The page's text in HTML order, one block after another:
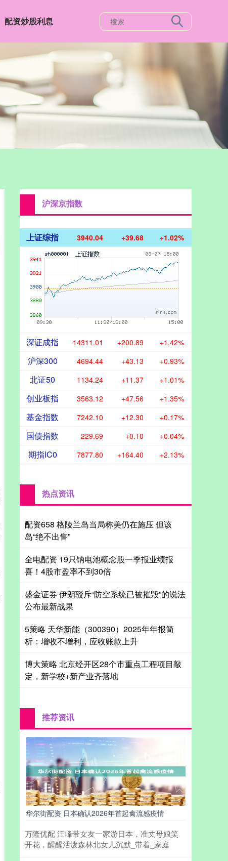
配资炒股利息
沪深京指数
上证综指 3940.04 +39.68 +1.02%
深证成指 14311.01 +200.89 +1.42%
沪深300 4694.44 +43.13 +0.93%
北证50 1134.24 +11.37 +1.01%
创业板指 3563.12 +47.56 +1.35%
基金指数 7242.10 +12.30 +0.17%
国债指数 229.69 +0.10 +0.04%
期指IC0 7877.80 +164.40 +2.13%
热点资讯
配资658 格陵兰岛当局称美仍在施压 但该
岛“绝不出售”
全电配资 19只钠电池概念股一季报业绩报
喜！4股市盈率不到30倍
盛金证券 伊朗驳斥“防空系统已被摧毁”的说法
公布最新战果
5策略 天华新能（300390）2025年年报简
析：增收不增利，应收账款上升
博大策略 北京经开区28个市重点工程项目敲
定，新学校+新产业齐落地
推荐资讯
华尔街配资 日本确认2026年首起禽流感疫情
万隆优配 汪峰带女友一家游日本，准丈母娘笑
开花，醒醒活泼森林北女儿沉默_带着_家庭